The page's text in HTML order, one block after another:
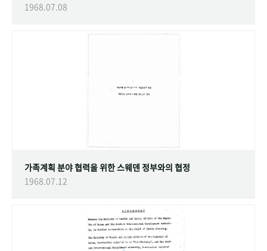
1968.07.08
가족계획 분야 협력을 위한 스웨덴 정부와의 협정
1968.07.12